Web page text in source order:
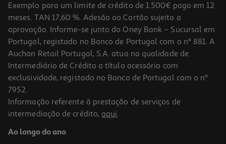
Exemplo para um limite de crédito de 1.500€ pago em 12
meses. TAN 17,60 %. Adesão ao Cartão sujeita a
aprovação. Informe-se junto do Oney Bank – Sucursal em
Portugal, registado no Banco de Portugal com o nº 881. A
Auchan Retail Portugal, S.A. atua na qualidade de
Intermediário de Crédito a título acessório com
exclusividade, registado no Banco de Portugal com o nº
7952.
Informação referente à prestação de serviços de
intermediação de crédito, aqui.
Ao longo do ano